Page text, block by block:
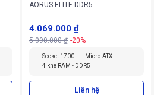
AORUS ELITE DDR5
4.069.000 ₫
5.090.000 ₫ -20%
Socket 1700
Micro-ATX
4 khe RAM - DDR5
Liên hệ